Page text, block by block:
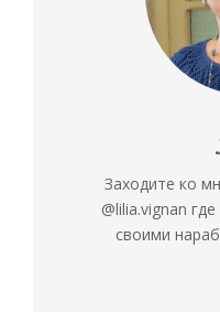
Заходите ко
@lilia.vignan
своими